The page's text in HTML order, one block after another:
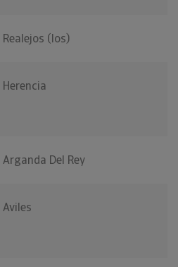
Realejos (los)
Herencia
Arganda Del Rey
Aviles